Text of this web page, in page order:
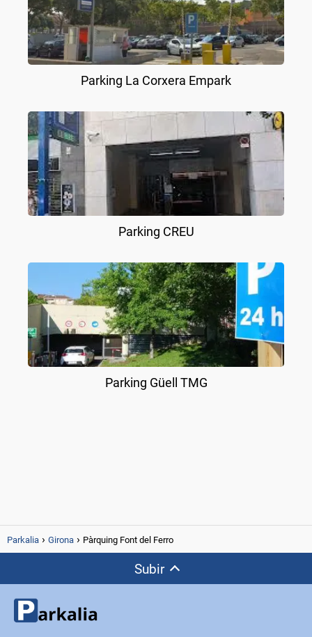
Parking La Corxera Empark
Parking CREU
Parking Güell TMG
Parkalia Girona Pàrquing Font del Ferro
Subir